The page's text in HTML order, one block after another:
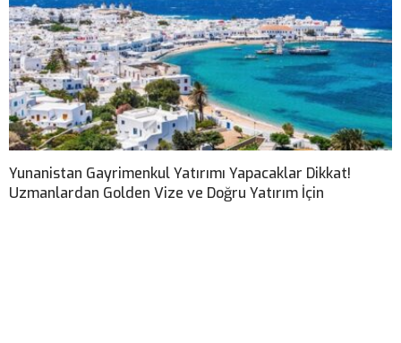
Yunanistan Gayrimenkul Yatırımı Yapacaklar Dikkat!
Uzmanlardan Golden Vize ve Doğru Yatırım İçin